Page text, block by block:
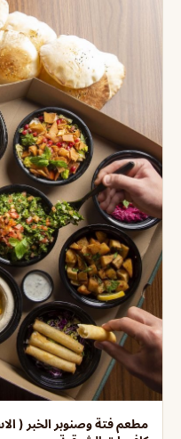
مطعم فتة وصنوبر الخبر (